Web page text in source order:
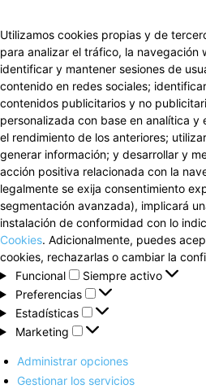
Utilizamos cookies propias y de
para analizar el tráfico, la navegación
identificar y mantener sesiones de
contenido en redes sociales;
contenidos publicitarios y no
personalizada con base en analítica y
el rendimiento de los anteriores;
generar información; y desarrollar y
acción positiva relacionada con la
legalmente se exija consentimiento
segmentación avanzada), implicará
instalación de conformidad con lo
Cookies. Adicionalmente, puedes
cookies, rechazarlas o cambiar la
Funcional
Funcional
Siempre activo
Preferencias
Preferencias
Estadísticas
Estadísticas
Marketing
Marketing
Administrar opciones
Gestionar los servicios